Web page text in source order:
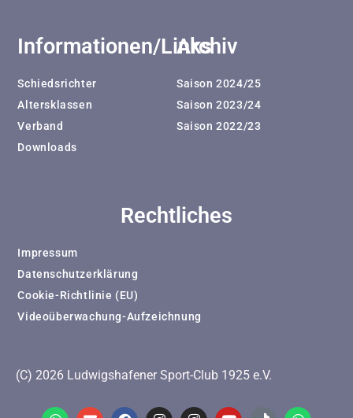
Informationen/Links
Schiedsrichter
Altersklassen
Verband
Downloads
Archiv
Saison 2024/25
Saison 2023/24
Saison 2022/23
Rechtliches
Impressum
Datenschutzerklärung
Cookie-Richtlinie (EU)
Videoüberwachung-Aufzeichnung
(C) 2026 Ludwigshafener Sport-Club 1925 e.V.